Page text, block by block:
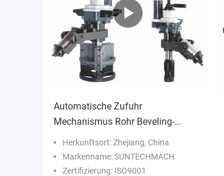
Automatische Zufuhr
Mechanismus Rohr Beveling-
Maschine verwendet für Beveling
dicken Rohr und bereiten für
Schweißflansche Gesichter
Herkunftsort: Zhejiang, China
Markenname: SUNTECHMACH
Zertifizierung: ISO9001